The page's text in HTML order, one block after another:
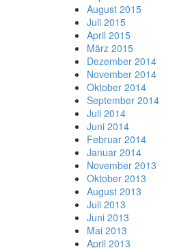
August 2015
Juli 2015
April 2015
März 2015
Dezember 2014
November 2014
Oktober 2014
September 2014
Juli 2014
Juni 2014
Februar 2014
Januar 2014
November 2013
Oktober 2013
August 2013
Juli 2013
Juni 2013
Mai 2013
April 2013